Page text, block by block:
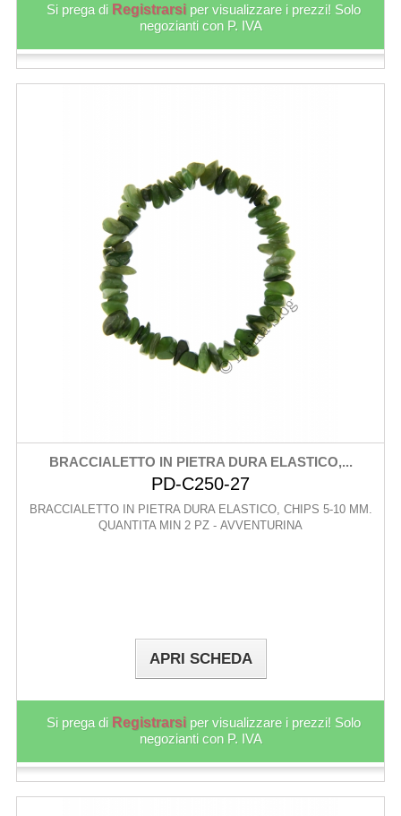
Si prega di Registrarsi per visualizzare i prezzi! Solo
negozianti con P. IVA
BRACCIALETTO IN PIETRA DURA ELASTICO,...
PD-C250-27
BRACCIALETTO IN PIETRA DURA ELASTICO, CHIPS 5-10 MM.
QUANTITA MIN 2 PZ - AVVENTURINA
APRI SCHEDA
Si prega di Registrarsi per visualizzare i prezzi! Solo
negozianti con P. IVA